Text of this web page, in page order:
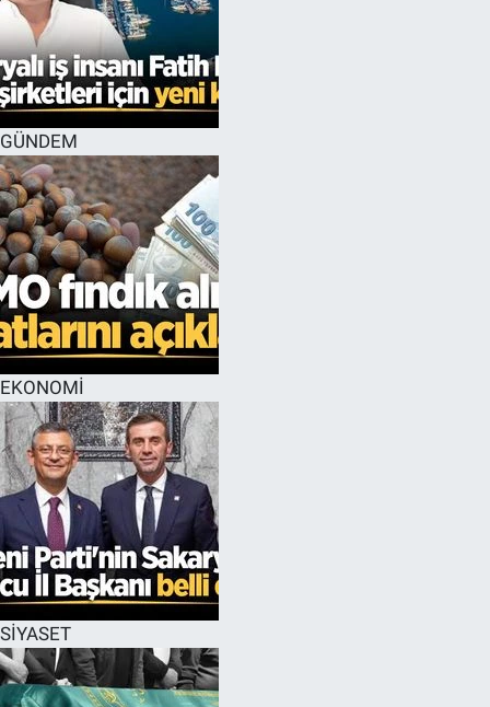
GÜNDEM
EKONOMİ
SİYASET